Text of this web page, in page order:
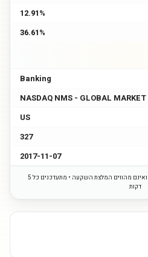
12.91%
36.61%
Banking
NASDAQ NMS - GLOBAL MARKET
US
327
2017-11-07
הנתונים מבוססים על מקורות ציבוריים ואינם מהווים המלצת השקעה • מתעדכנים כל 5
דקות